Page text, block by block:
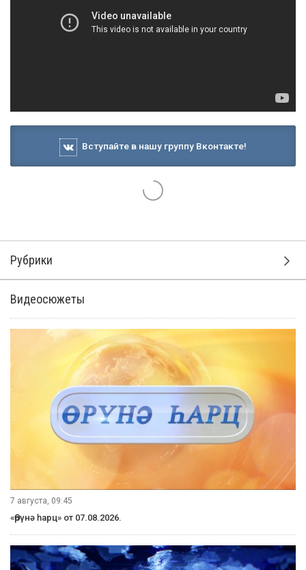
Вступайте в нашу группу Вконтакте!
Рубрики
Видеосюжеты
7 августа, 09:45
«Өрүнә һарц» от 07.08.2026.